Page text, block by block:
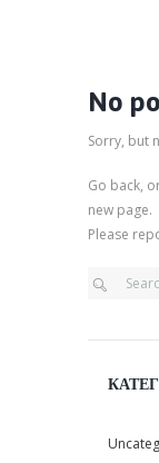
No
Sorry, but
Go back,
new page.
Please